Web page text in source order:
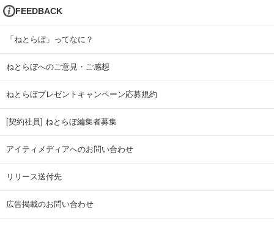
FEEDBACK
「ねとらぼ」ってなに？
ねとらぼへのご意見・ご感想
ねとらぼプレゼントキャンペーン応募規約
[契約社員] ねとらぼ編集者募集
アイティメディアへのお問い合わせ
リリース送付先
広告掲載のお問い合わせ